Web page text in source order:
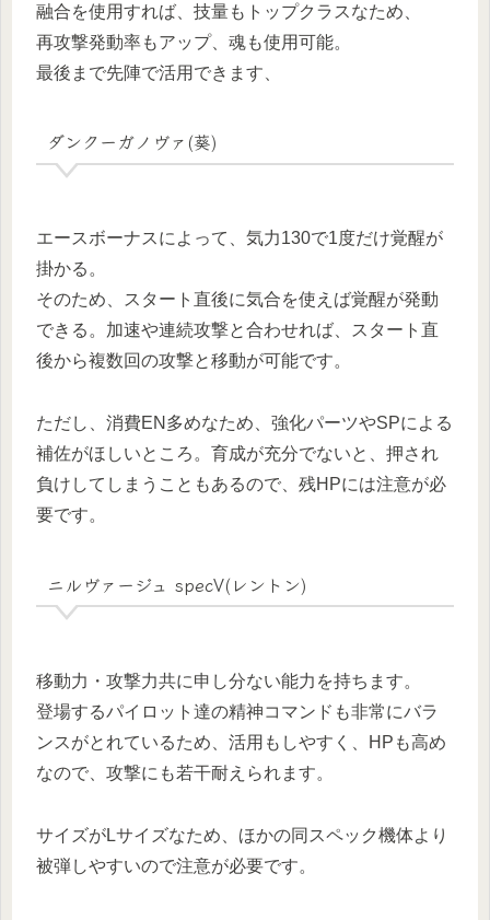
融合を使用すれば、技量もトップクラスなため、
再攻撃発動率もアップ、魂も使用可能。
最後まで先陣で活用できます、
ダンクーガノヴァ(葵)
エースボーナスによって、気力130で1度だけ覚醒が
掛かる。
そのため、スタート直後に気合を使えば覚醒が発動
できる。加速や連続攻撃と合わせれば、スタート直
後から複数回の攻撃と移動が可能です。
ただし、消費EN多めなため、強化パーツやSPによる
補佐がほしいところ。育成が充分でないと、押され
負けしてしまうこともあるので、残HPには注意が必
要です。
ニルヴァージュ specV(レントン)
移動力・攻撃力共に申し分ない能力を持ちます。
登場するパイロット達の精神コマンドも非常にバラ
ンスがとれているため、活用もしやすく、HPも高め
なので、攻撃にも若干耐えられます。
サイズがLサイズなため、ほかの同スペック機体より
被弾しやすいので注意が必要です。